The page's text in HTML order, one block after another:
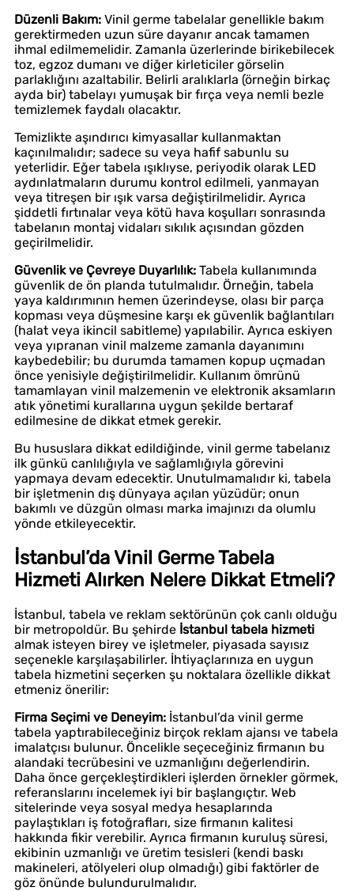
Düzenli Bakım: Vinil germe tabelalar genellikle bakım
gerektirmeden uzun süre dayanır ancak tamamen
ihmal edilmemelidir. Zamanla üzerlerinde birikebilecek
toz, egzoz dumanı ve diğer kirleticiler görselin
parlaklığını azaltabilir. Belirli aralıklarla (örneğin birkaç
ayda bir) tabelayı yumuşak bir fırça veya nemli bezle
temizlemek faydalı olacaktır.
Temizlikte aşındırıcı kimyasallar kullanmaktan
kaçınılmalıdır; sadece su veya hafif sabunlu su
yeterlidir. Eğer tabela ışıklıyse, periyodik olarak LED
aydınlatmaların durumu kontrol edilmeli, yanmayan
veya titreşen bir ışık varsa değiştirilmelidir. Ayrıca
şiddetli fırtınalar veya kötü hava koşulları sonrasında
tabelanın montaj vidaları sıkılık açısından gözden
geçirilmelidir.
Güvenlik ve Çevreye Duyarlılık: Tabela kullanımında
güvenlik de ön planda tutulmalıdır. Örneğin, tabela
yaya kaldırımının hemen üzerindeyse, olası bir parça
kopması veya düşmesine karşı ek güvenlik bağlantıları
(halat veya ikincil sabitleme) yapılabilir. Ayrıca eskiyen
veya yıpranan vinil malzeme zamanla dayanımını
kaybedebilir; bu durumda tamamen kopup uçmadan
önce yenisiyle değiştirilmelidir. Kullanım ömrünü
tamamlayan vinil malzemenin ve elektronik aksamların
atık yönetimi kurallarına uygun şekilde bertaraf
edilmesine de dikkat etmek gerekir.
Bu hususlara dikkat edildiğinde, vinil germe tabelanız
ilk günkü canlılığıyla ve sağlamlığıyla görevini
yapmaya devam edecektir. Unutulmamalıdır ki, tabela
bir işletmenin dış dünyaya açılan yüzüdür; onun
bakımlı ve düzgün olması marka imajınızı da olumlu
yönde etkileyecektir.
İstanbul’da Vinil Germe Tabela
Hizmeti Alırken Nelere Dikkat Etmeli?
İstanbul, tabela ve reklam sektörünün çok canlı olduğu
bir metropoldür. Bu şehirde İstanbul tabela hizmeti
almak isteyen birey ve işletmeler, piyasada sayısız
seçenekle karşılaşabilirler. İhtiyaçlarınıza en uygun
tabela hizmetini seçerken şu noktalara özellikle dikkat
etmeniz önerilir:
Firma Seçimi ve Deneyim: İstanbul’da vinil germe
tabela yaptırabileceğiniz birçok reklam ajansı ve tabela
imalatçısı bulunur. Öncelikle seçeceğiniz firmanın bu
alandaki tecrübesini ve uzmanlığını değerlendirin.
Daha önce gerçekleştirdikleri işlerden örnekler görmek,
referanslarını incelemek iyi bir başlangıçtır. Web
sitelerinde veya sosyal medya hesaplarında
paylaştıkları iş fotoğrafları, size firmanın kalitesi
hakkında fikir verebilir. Ayrıca firmanın kuruluş süresi,
ekibinin uzmanlığı ve üretim tesisleri (kendi baskı
makineleri, atölyeleri olup olmadığı) gibi faktörler de
göz önünde bulundurulmalıdır.